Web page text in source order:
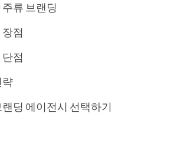
류 브랜딩
점
점
략
딩 에이전시 선택하기